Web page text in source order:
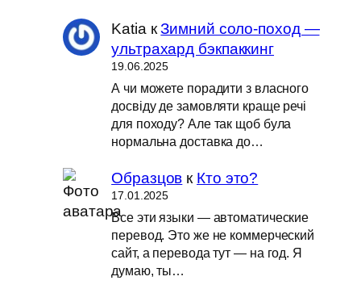
Katia кЗимний соло-поход —
ультрахард бэкпаккинг
19.06.2025
А чи можете порадити з власного
досвіду де замовляти краще речі
для походу? Але так щоб була
нормальна доставка до…
Образцов к Кто это?
17.01.2025
Все эти языки — автоматические
перевод. Это же не коммерческий
сайт, а перевода тут — на год. Я
думаю, ты…